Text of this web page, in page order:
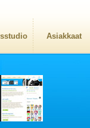
Asiakkaat